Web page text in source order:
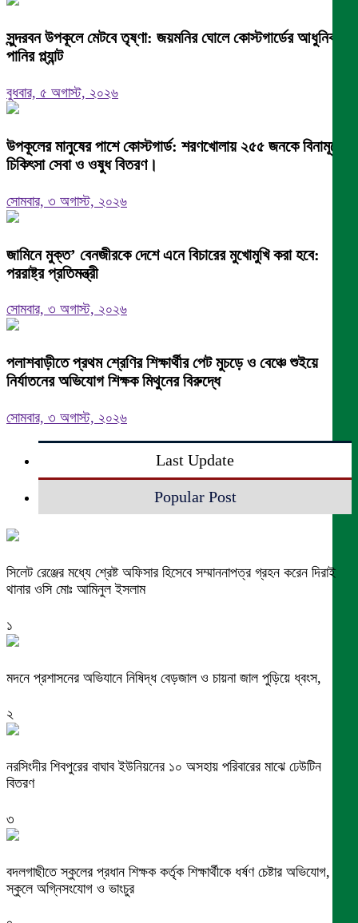
সুন্দরবন উপকূলে মেটবে তৃষ্ণা: জয়মনির ঘোলে কোস্টগার্ডের আধুনিক
পানির প্ল্যান্ট
বুধবার, ৫ অগাস্ট, ২০২৬
উপকূলের মানুষের পাশে কোস্টগার্ড: শরণখোলায় ২৫৫ জনকে বিনামূল্যে
চিকিৎসা সেবা ও ওষুধ বিতরণ।
সোমবার, ৩ অগাস্ট, ২০২৬
জামিনে মুক্ত’ বেনজীরকে দেশে এনে বিচারের মুখোমুখি করা হবে:
পররাষ্ট্র প্রতিমন্ত্রী
সোমবার, ৩ অগাস্ট, ২০২৬
পলাশবাড়ীতে প্রথম শ্রেণির শিক্ষার্থীর পেট মুচড়ে ও বেঞ্চে শুইয়ে
নির্যাতনের অভিযোগ শিক্ষক মিথুনের বিরুদ্ধে
সোমবার, ৩ অগাস্ট, ২০২৬
Last Update
Popular Post
সিলেট রেঞ্জের মধ্যে শ্রেষ্ট অফিসার হিসেবে সম্মাননাপত্র গ্রহন করেন দিরাই
থানার ওসি মোঃ আমিনুল ইসলাম
১
মদনে প্রশাসনের অভিযানে নিষিদ্ধ বেড়জাল ও চায়না জাল পুড়িয়ে ধ্বংস,
২
নরসিংদীর শিবপুরের বাঘাব ইউনিয়নের ১০ অসহায় পরিবারের মাঝে ঢেউটিন
বিতরণ
৩
বদলগাছীতে স্কুলের প্রধান শিক্ষক কর্তৃক শিক্ষার্থীকে ধর্ষণ চেষ্টার অভিযোগ,
স্কুলে অগ্নিসংযোগ ও ভাংচুর